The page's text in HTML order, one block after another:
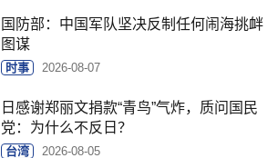
国防部：中国军队坚决反制任何闹海挑衅
图谋
时事 2026-08-07
日感谢郑丽文捐款“青鸟”气炸，质问国民
党：为什么不反日？
台湾 2026-08-05